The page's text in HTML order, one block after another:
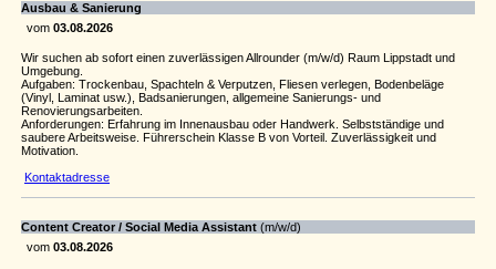
Ausbau & Sanierung
vom 03.08.2026
Wir suchen ab sofort einen zuverlässigen Allrounder (m/w/d) Raum Lippstadt und
Umgebung.
Aufgaben: Trockenbau, Spachteln & Verputzen, Fliesen verlegen, Bodenbeläge
(Vinyl, Laminat usw.), Badsanierungen, allgemeine Sanierungs- und
Renovierungsarbeiten.
Anforderungen: Erfahrung im Innenausbau oder Handwerk. Selbstständige und
saubere Arbeitsweise. Führerschein Klasse B von Vorteil. Zuverlässigkeit und
Motivation.
Kontaktadresse
Content Creator / Social Media Assistant (m/w/d)
vom 03.08.2026